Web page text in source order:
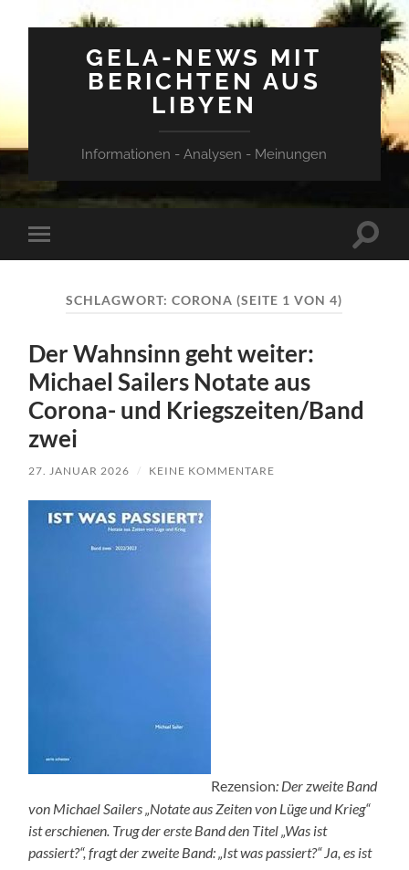
GELA-NEWS MIT
BERICHTEN AUS
LIBYEN
Informationen - Analysen - Meinungen
Mobile-
Menü
SCHLAGWORT:CORONA (SEITE 1 VON 4)
Der Wahnsinn geht weiter:
Michael Sailers Notate aus
Corona- und Kriegszeiten/Band
zwei
27. JANUAR 2026 / KEINE KOMMENTARE
Rezension: Der zweite Band
von Michael Sailers „Notate aus Zeiten von Lüge und Krieg“
ist erschienen. Trug der erste Band den Titel „Was ist
passiert?“, fragt der zweite Band: „Ist was passiert?“ Ja, es ist